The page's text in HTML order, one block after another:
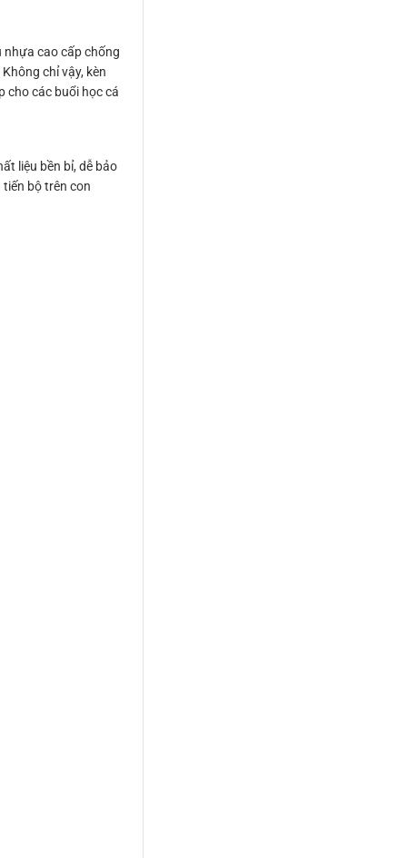
nhựa cao cấp chống
chỉ vậy, kèn
cho các buổi học cá
liệu bền bỉ, dễ bảo
bộ trên con